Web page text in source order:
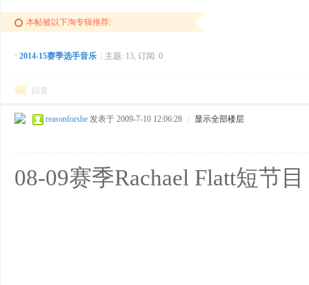
本帖被以下淘专辑推荐:
· 2014-15赛季选手音乐 主题: 13, 订阅: 0
回复
reasonforshe 发表于 2009-7-10 12:06:28 显示全部楼层
08-09赛季Rachael Flatt短节目